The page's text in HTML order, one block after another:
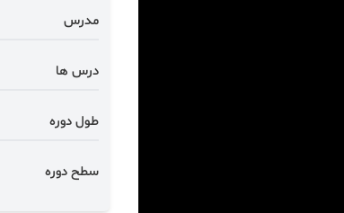
مدرس
درس ها
طول دوره
سطح دوره